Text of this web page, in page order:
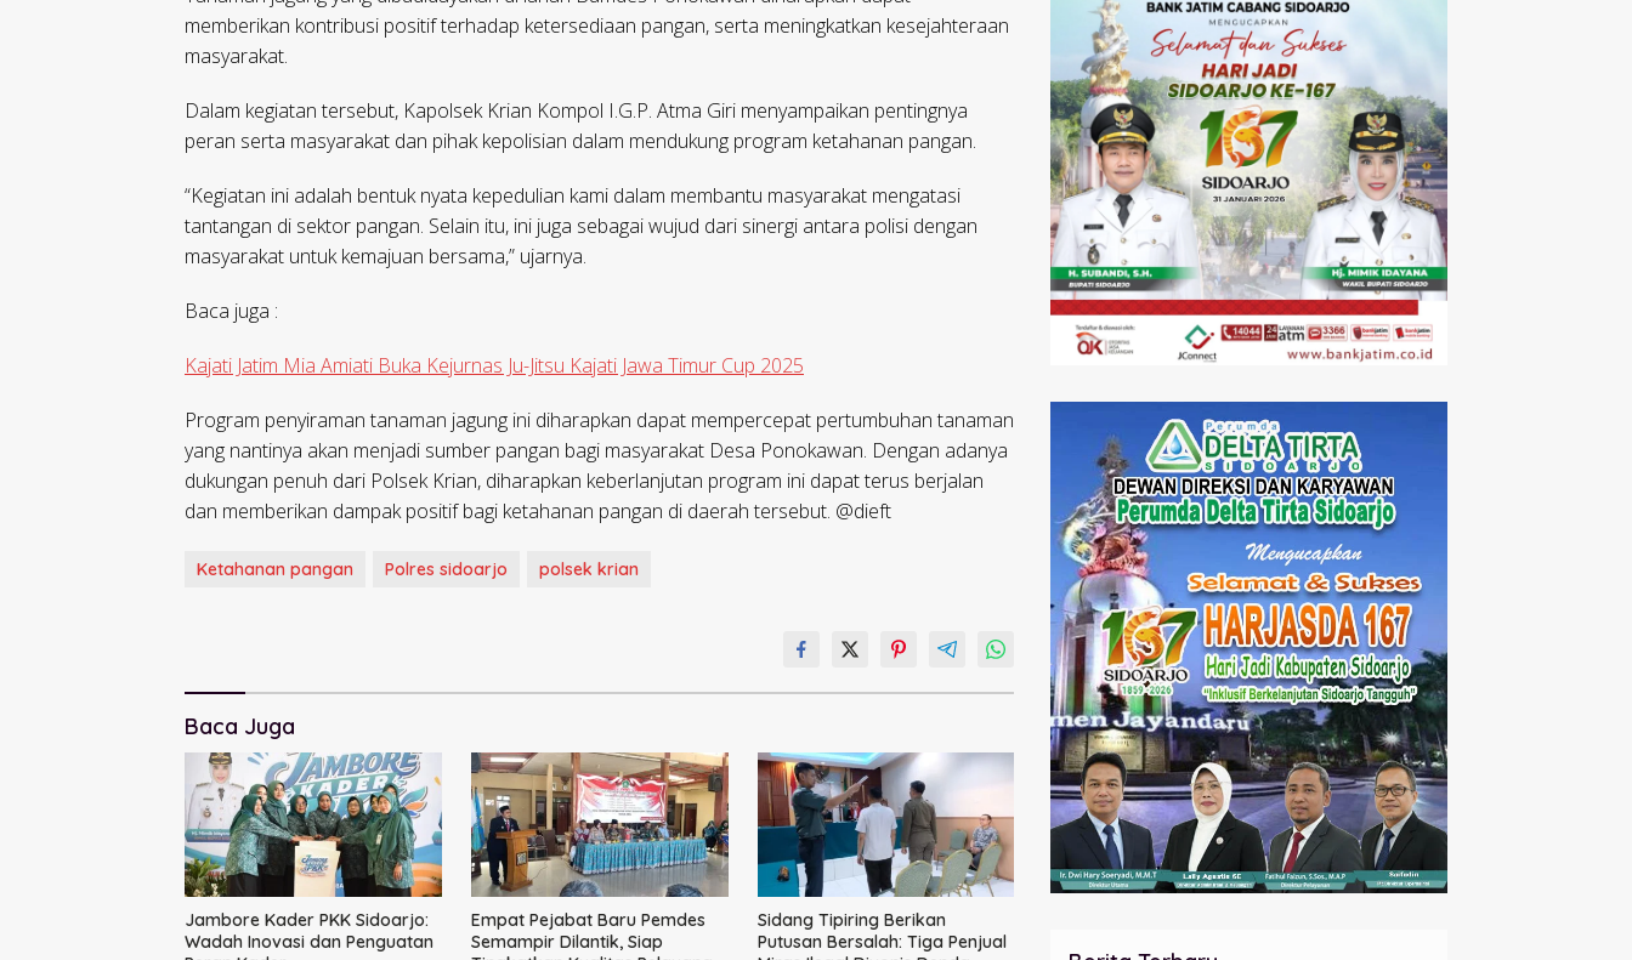
memberikan kontribusi positif terhadap ketersediaan pangan, serta meningkatkan kesejahteraan
masyarakat.
Dalam kegiatan tersebut, Kapolsek Krian Kompol I.G.P. Atma Giri menyampaikan pentingnya
peran serta masyarakat dan pihak kepolisian dalam mendukung program ketahanan pangan.
“Kegiatan ini adalah bentuk nyata kepedulian kami dalam membantu masyarakat mengatasi
tantangan di sektor pangan. Selain itu, ini juga sebagai wujud dari sinergi antara polisi dengan
masyarakat untuk kemajuan bersama,” ujarnya.
Baca juga :
Kajati Jatim Mia Amiati Buka Kejurnas Ju-Jitsu Kajati Jawa Timur Cup 2025
Program penyiraman tanaman jagung ini diharapkan dapat mempercepat pertumbuhan tanaman
yang nantinya akan menjadi sumber pangan bagi masyarakat Desa Ponokawan. Dengan adanya
dukungan penuh dari Polsek Krian, diharapkan keberlanjutan program ini dapat terus berjalan
dan memberikan dampak positif bagi ketahanan pangan di daerah tersebut. @dieft
Ketahanan pangan Polres sidoarjo polsek krian
Baca Juga
Jambore Kader PKK Sidoarjo:
Wadah Inovasi dan Penguatan
Empat Pejabat Baru Pemdes
Semampir Dilantik, Siap
Sidang Tipiring Berikan
Putusan Bersalah: Tiga Penjual